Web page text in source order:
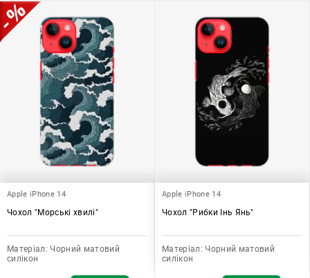
Apple iPhone 14
Чохол "Морські хвилі"
Матеріал: Чорний матовий
силікон
Apple iPhone 14
Чохол "Рибки Інь Янь"
Матеріал: Чорний матовий
силікон